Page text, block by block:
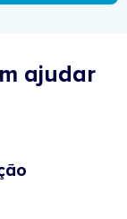
ajudar